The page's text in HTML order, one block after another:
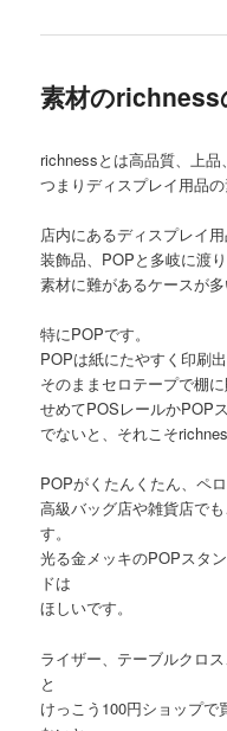
素材のrichness
richnessとは高品質、上品
つまりディスプレイ用品の
店内にあるディスプレイ
装飾品、POPと多岐に渡り
素材に難があるケースが多
特にPOPです。
POPは紙にたやすく印刷出
そのままセロテープで棚に
せめてPOSレールかPOP
でないと、それこそ
POPがくたんくたん、ペ
高級バッグ店や雑貨店で
す。
光る金メッキのPOPスタ
ドは
ほしいです。
ライザー、テーブルクロ
と
けっこう100円ショップ